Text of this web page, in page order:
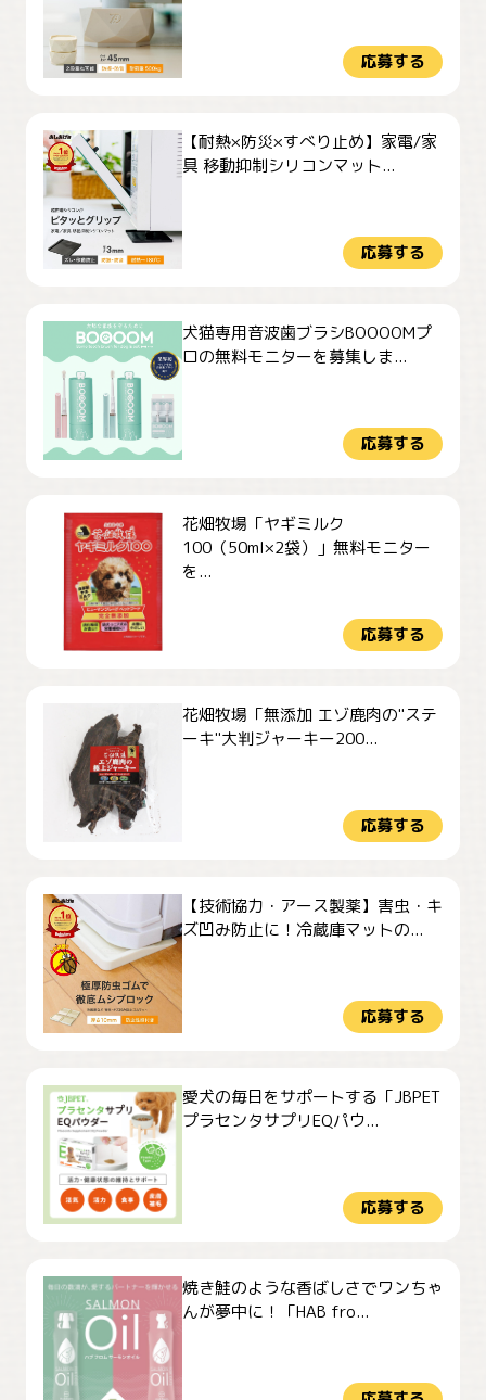
応募する
【耐熱×防災×すべり止め】家電/家
具 移動抑制シリコンマット...
応募する
犬猫専用音波歯ブラシBOOOOMプ
ロの無料モニターを募集しま...
応募する
花畑牧場「ヤギミルク
100（50ml×2袋）」無料モニター
を...
応募する
花畑牧場「無添加 エゾ鹿肉の"ステ
ーキ"大判ジャーキー200...
応募する
【技術協力・アース製薬】害虫・キ
ズ凹み防止に！冷蔵庫マットの...
応募する
愛犬の毎日をサポートする「JBPET
プラセンタサプリEQパウ...
応募する
焼き鮭のような香ばしさでワンちゃ
んが夢中に！「HAB fro...